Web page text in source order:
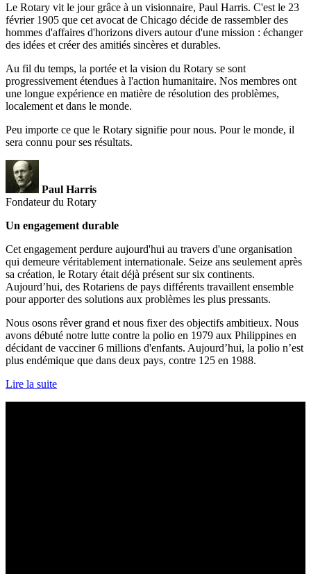
Le Rotary vit le jour grâce à un visionnaire, Paul Harris. C'est le 23
février 1905 que cet avocat de Chicago décide de rassembler des
hommes d'affaires d'horizons divers autour d'une mission : échanger
des idées et créer des amitiés sincères et durables.
Au fil du temps, la portée et la vision du Rotary se sont
progressivement étendues à l'action humanitaire. Nos membres ont
une longue expérience en matière de résolution des problèmes,
localement et dans le monde.
Peu importe ce que le Rotary signifie pour nous. Pour le monde, il
sera connu pour ses résultats.
Paul Harris
Fondateur du Rotary
Un engagement durable
Cet engagement perdure aujourd'hui au travers d'une organisation
qui demeure véritablement internationale. Seize ans seulement après
sa création, le Rotary était déjà présent sur six continents.
Aujourd’hui, des Rotariens de pays différents travaillent ensemble
pour apporter des solutions aux problèmes les plus pressants.
Nous osons rêver grand et nous fixer des objectifs ambitieux. Nous
avons débuté notre lutte contre la polio en 1979 aux Philippines en
décidant de vacciner 6 millions d'enfants. Aujourd’hui, la polio n’est
plus endémique que dans deux pays, contre 125 en 1988.
Lire la suite